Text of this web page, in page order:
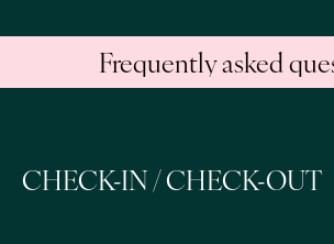
Frequently asked
CHECK-IN / CHECK-OUT